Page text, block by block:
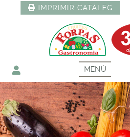
IMPRIMIR CATÀLEG
MENÚ